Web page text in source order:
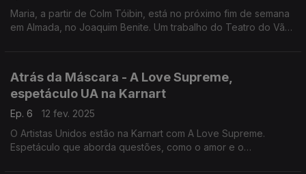
Maria, a partir de Colm Tóibin, está no próximo fim de semana
em Almada, no Joaquim Benite. Um trabalho do Teatro do Vão
Atrás da Máscara - A Love Supreme,
espetáculo UA na Karnart
Ep. 6
12 fev. 2025
O Artistas Unidos estão na Karnart com A Love Supreme.
Espetáculo que aborda questões, como o amor e o